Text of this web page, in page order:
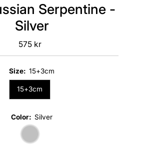
Serpentine -
Silver
Regular
Price
575 kr
Size: 15+3cm
15+3cm
Color: Silver